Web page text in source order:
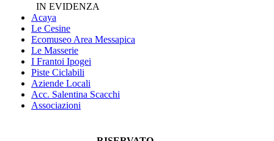
IN EVIDENZA
Acaya
Le Cesine
Ecomuseo Area Messapica
Le Masserie
I Frantoi Ipogei
Piste Ciclabili
Aziende Locali
Acc. Salentina Scacchi
Associazioni